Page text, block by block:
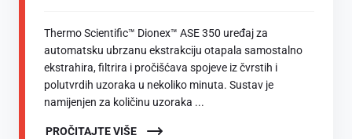
Thermo Scientific™ Dionex™ ASE 350 uređaj za
automatsku ubrzanu ekstrakciju otapala samostalno
ekstrahira, filtrira i pročišćava spojeve iz čvrstih i
polutvrdih uzoraka u nekoliko minuta. Sustav je
namijenjen za količinu uzoraka ...
PROČITAJTE VIŠE